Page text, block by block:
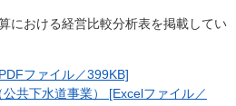
における経営比較分析表を掲載してい
ファイル／399KB]
共下水道事業） [Excelファイル／